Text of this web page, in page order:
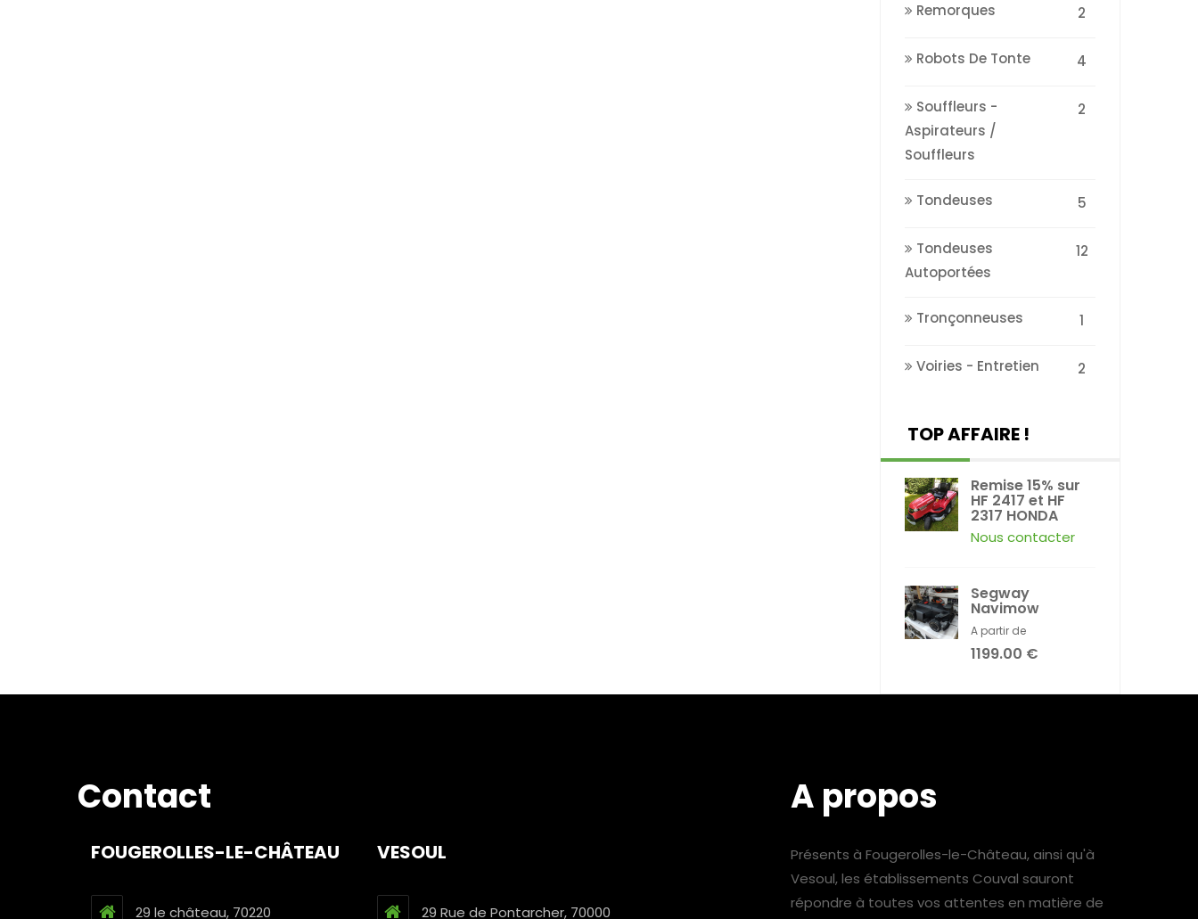
Remorques 2
Robots De Tonte 4
Souffleurs -
Aspirateurs /
Souffleurs
2
Tondeuses 5
Tondeuses
Autoportées
12
Tronçonneuses 1
Voiries - Entretien 2
TOP AFFAIRE !
Remise 15% sur
HF 2417 et HF
2317 HONDA
Nous contacter
Segway
Navimow
A partir de
1199.00 €
Contact
FOUGEROLLES-LE-CHÂTEAU
29 le château, 70220
VESOUL
29 Rue de Pontarcher, 70000
A propos
Présents à Fougerolles-le-Château, ainsi qu'à
Vesoul, les établissements Couval sauront
répondre à toutes vos attentes en matière de